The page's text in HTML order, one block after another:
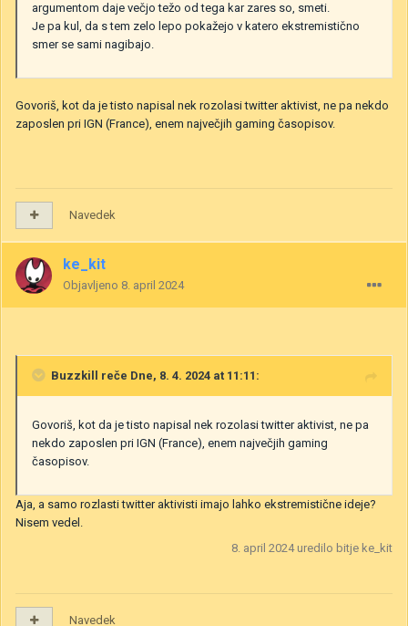
argumentom daje večjo težo od tega kar zares so, smeti.
Je pa kul, da s tem zelo lepo pokažejo v katero ekstremistično
smer se sami nagibajo.
Govoriš, kot da je tisto napisal nek rozolasi twitter aktivist, ne pa nekdo
zaposlen pri IGN (France), enem največjih gaming časopisov.
Navedek
ke_kit
Objavljeno 8. april 2024
Buzzkill reče Dne, 8. 4. 2024 at 11:11:
Govoriš, kot da je tisto napisal nek rozolasi twitter aktivist, ne pa
nekdo zaposlen pri IGN (France), enem največjih gaming
časopisov.
Aja, a samo rozlasti twitter aktivisti imajo lahko ekstremistične ideje?
Nisem vedel.
8. april 2024uredilo bitje ke_kit
Navedek